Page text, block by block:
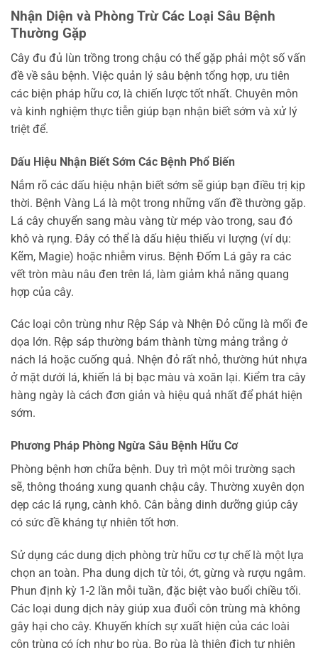
Nhận Diện và Phòng Trừ Các Loại Sâu Bệnh
Thường Gặp
Cây đu đủ lùn trồng trong chậu có thể gặp phải một số vấn
đề về sâu bệnh. Việc quản lý sâu bệnh tổng hợp, ưu tiên
các biện pháp hữu cơ, là chiến lược tốt nhất. Chuyên môn
và kinh nghiệm thực tiễn giúp bạn nhận biết sớm và xử lý
triệt để.
Dấu Hiệu Nhận Biết Sớm Các Bệnh Phổ Biến
Nắm rõ các dấu hiệu nhận biết sớm sẽ giúp bạn điều trị kịp
thời. Bệnh Vàng Lá là một trong những vấn đề thường gặp.
Lá cây chuyển sang màu vàng từ mép vào trong, sau đó
khô và rụng. Đây có thể là dấu hiệu thiếu vi lượng (ví dụ:
Kẽm, Magie) hoặc nhiễm virus. Bệnh Đốm Lá gây ra các
vết tròn màu nâu đen trên lá, làm giảm khả năng quang
hợp của cây.
Các loại côn trùng như Rệp Sáp và Nhện Đỏ cũng là mối đe
dọa lớn. Rệp sáp thường bám thành từng mảng trắng ở
nách lá hoặc cuống quả. Nhện đỏ rất nhỏ, thường hút nhựa
ở mặt dưới lá, khiến lá bị bạc màu và xoăn lại. Kiểm tra cây
hàng ngày là cách đơn giản và hiệu quả nhất để phát hiện
sớm.
Phương Pháp Phòng Ngừa Sâu Bệnh Hữu Cơ
Phòng bệnh hơn chữa bệnh. Duy trì một môi trường sạch
sẽ, thông thoáng xung quanh chậu cây. Thường xuyên dọn
dẹp các lá rụng, cành khô. Cân bằng dinh dưỡng giúp cây
có sức đề kháng tự nhiên tốt hơn.
Sử dụng các dung dịch phòng trừ hữu cơ tự chế là một lựa
chọn an toàn. Pha dung dịch từ tỏi, ớt, gừng và rượu ngâm.
Phun định kỳ 1-2 lần mỗi tuần, đặc biệt vào buổi chiều tối.
Các loại dung dịch này giúp xua đuổi côn trùng mà không
gây hại cho cây. Khuyến khích sự xuất hiện của các loài
côn trùng có ích như bọ rùa. Bọ rùa là thiên địch tự nhiên